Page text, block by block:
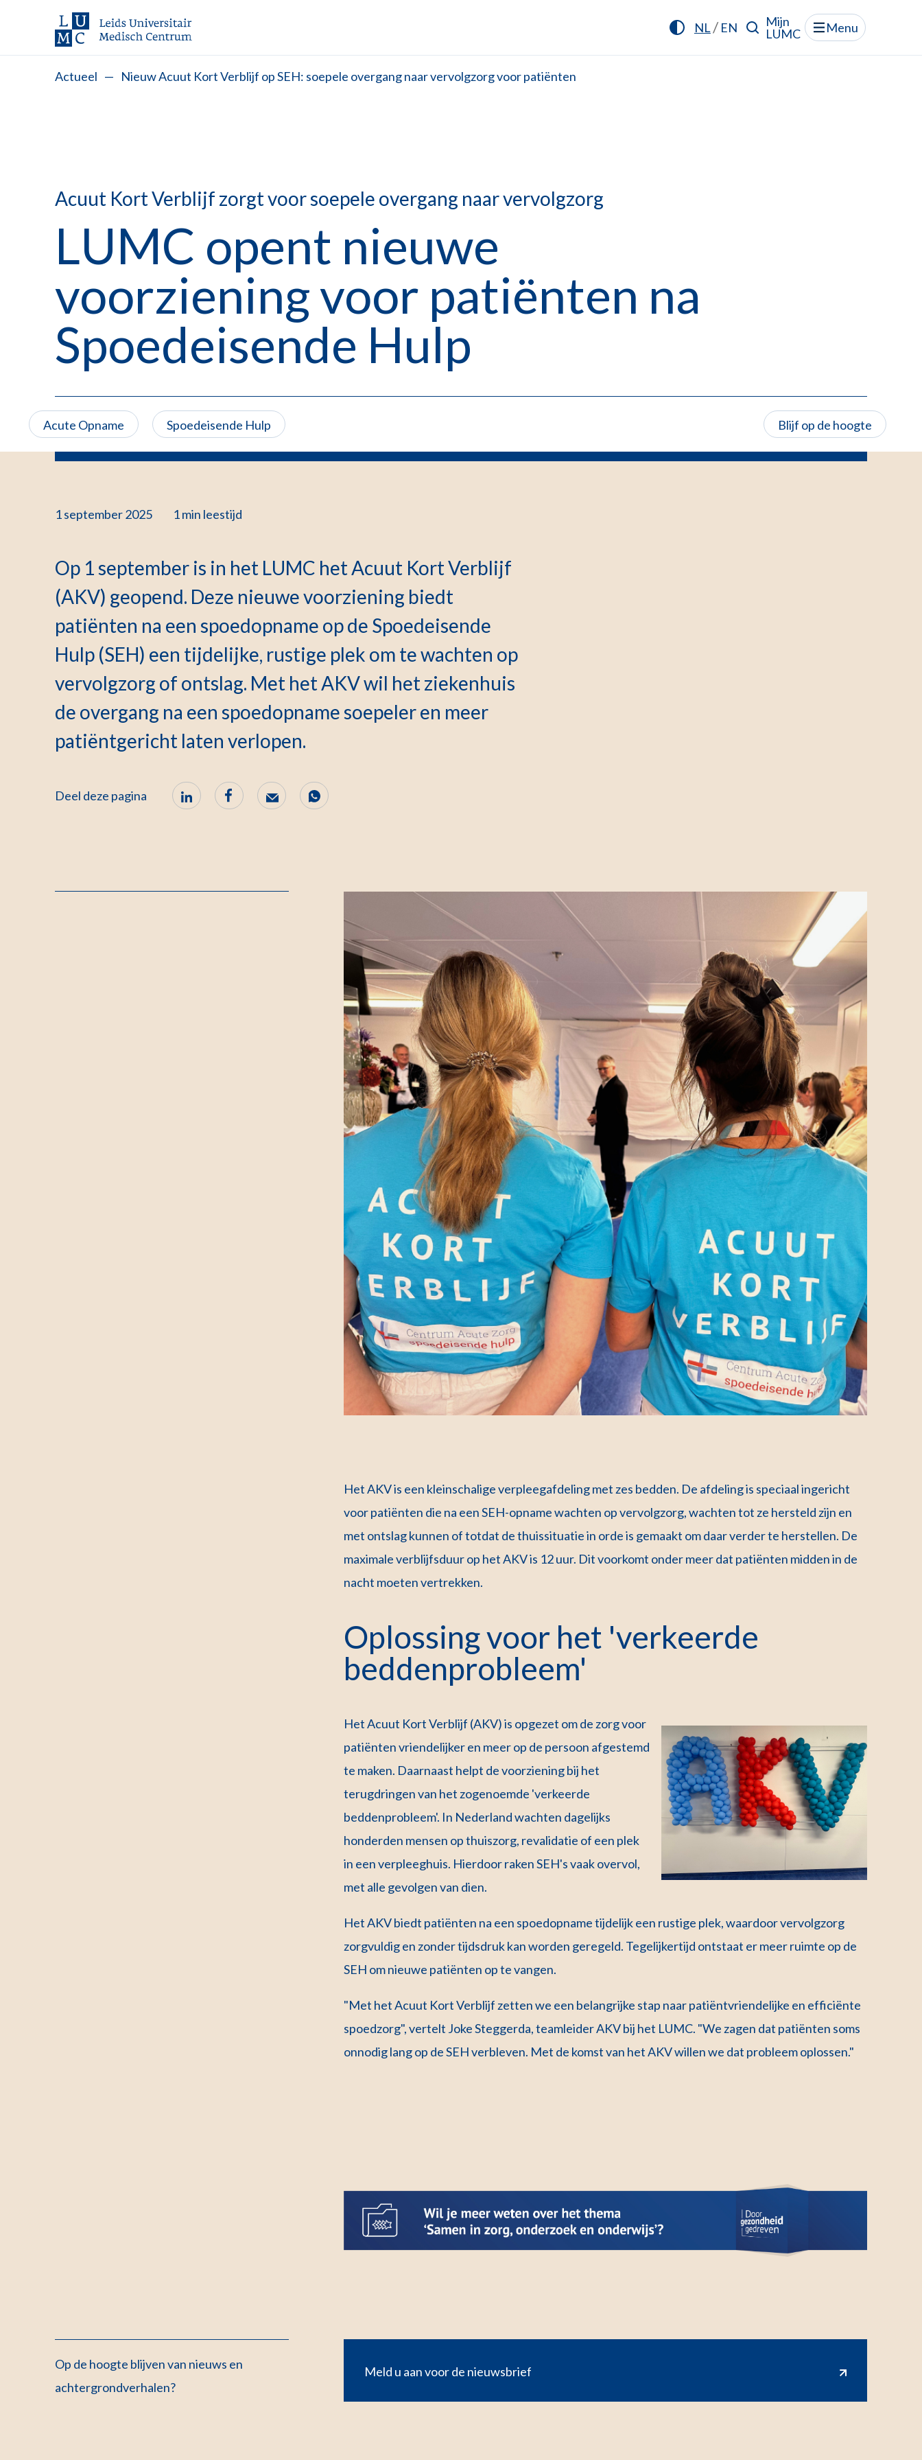
NL/ EN
Mijn
LUMC
Menu
Actueel — Nieuw Acuut Kort Verblijf op SEH: soepele overgang naar vervolgzorg voor patiënten
Acuut Kort Verblijf zorgt voor soepele overgang naar vervolgzorg
LUMC opent nieuwe
voorziening voor patiënten na
Spoedeisende Hulp
Acute Opname Spoedeisende Hulp Blijf op de hoogte
1 september 2025 1 min leestijd
Op 1 september is in het LUMC het Acuut Kort Verblijf
(AKV) geopend. Deze nieuwe voorziening biedt
patiënten na een spoedopname op de Spoedeisende
Hulp (SEH) een tijdelijke, rustige plek om te wachten op
vervolgzorg of ontslag. Met het AKV wil het ziekenhuis
de overgang na een spoedopname soepeler en meer
patiëntgericht laten verlopen.
Deel deze pagina
Het AKV is een kleinschalige verpleegafdeling met zes bedden. De afdeling is speciaal ingericht
voor patiënten die na een SEH-opname wachten op vervolgzorg, wachten tot ze hersteld zijn en
met ontslag kunnen of totdat de thuissituatie in orde is gemaakt om daar verder te herstellen. De
maximale verblijfsduur op het AKV is 12 uur. Dit voorkomt onder meer dat patiënten midden in de
nacht moeten vertrekken.
Oplossing voor het 'verkeerde
beddenprobleem'
Het Acuut Kort Verblijf (AKV) is opgezet om de zorg voor
patiënten vriendelijker en meer op de persoon afgestemd
te maken. Daarnaast helpt de voorziening bij het
terugdringen van het zogenoemde 'verkeerde
beddenprobleem'. In Nederland wachten dagelijks
honderden mensen op thuiszorg, revalidatie of een plek
in een verpleeghuis. Hierdoor raken SEH's vaak overvol,
met alle gevolgen van dien.
Het AKV biedt patiënten na een spoedopname tijdelijk een rustige plek, waardoor vervolgzorg
zorgvuldig en zonder tijdsdruk kan worden geregeld. Tegelijkertijd ontstaat er meer ruimte op de
SEH om nieuwe patiënten op te vangen.
"Met het Acuut Kort Verblijf zetten we een belangrijke stap naar patiëntvriendelijke en efficiënte
spoedzorg", vertelt Joke Steggerda, teamleider AKV bij het LUMC. "We zagen dat patiënten soms
onnodig lang op de SEH verbleven. Met de komst van het AKV willen we dat probleem oplossen."
Op de hoogte blijven van nieuws en
achtergrondverhalen?
Meld u aan voor de nieuwsbrief